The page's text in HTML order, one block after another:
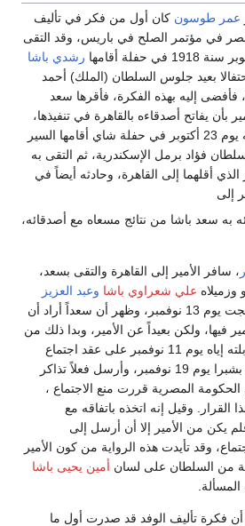
عمر طوسون كان أول من فكر في تأليف
في مؤتمر الصلح في باريس، وقد التقى
رشدي باشا
بعيد جلوس السلطان (الملك) أحمد
فأفضى إليه بهذه الفكرة، فأقرها سعد
بأن يفاتح أصدقاءه بالقاهرة في تنفيذها،
وأعاد الأمير الكرة عليه يوم 23 أكتوبر في حفلة شاي أقامها السير
فؤاد برمل الإسكندرية، ثم التقى به
الذي أقلهما إلى القاهرة، وحادثه أيضاً في
إلى
به سعد باشا من نتائج مسعاه مع أصدقائه،
، سافر الأمير إلى القاهرة والتقى بسعد،
علي شعراوي باشا وعبد العزيز
بك لمقابلة السير ونجت يوم 13 نوفمبر، وظهر أن سعداً أراد أن
فيها، ولكن بعيداً عن الأمير، وبدا ذلك من
أنه اتفق مع سعد حين مقابلته إياه يوم 11 نوفمبر على عقد اجتماع
يدعو إليه الأمير في قصره بشبرا يوم 19 نوفمبر، وأرسل فعلاً تذاكر
الحكومة المصرية قررت منع الاجتماع ،
القرار. وقيل إنه اتخذه باتفاقه مع
يكن من الأمير إلا أن أرسل إلى
وقد تأيدت هذه الرواية من كون الأمير
من السلطان على لسان أمين يحيى باشا
فكرة تأليف الوفد قد صدرت أول ما